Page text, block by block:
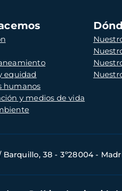
equidad
humanos
y medios de vida
Barquillo, 38 - 3º28004 -